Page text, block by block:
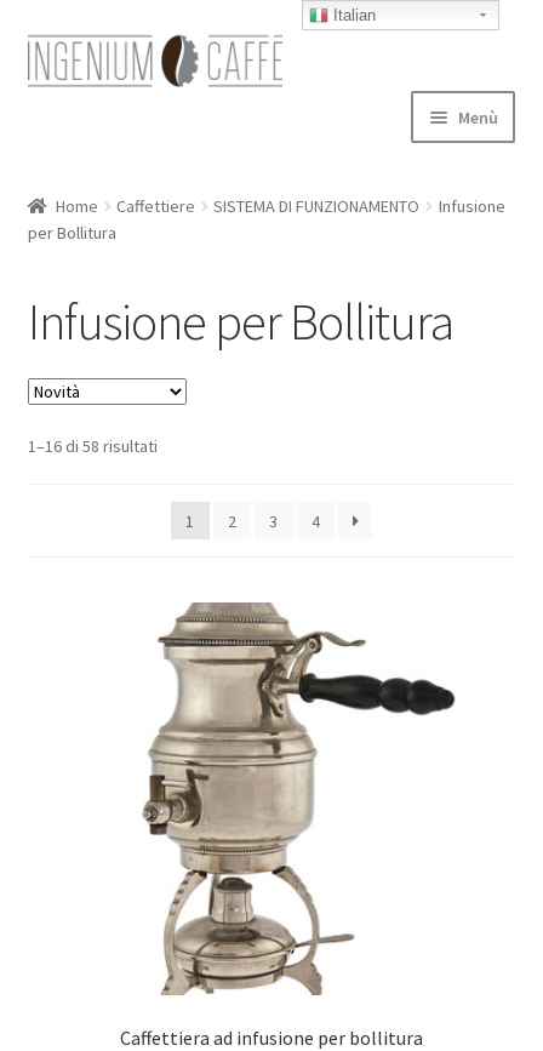
Vai
alla
Vai
al
Menù
Blog
autori
Home Caffettiere SISTEMA DI FUNZIONAMENTO
Infusione
per Bollitura
Infusione per Bollitura
1–16 di 58 risultati
1 2 3 4
Caffettiera ad infusione per bollitura
Italian